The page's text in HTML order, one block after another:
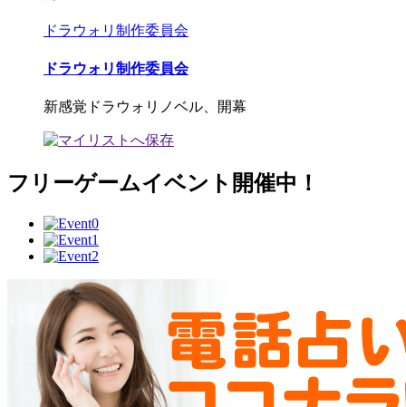
ドラウォリ制作委員会
ドラウォリ制作委員会
新感覚ドラウォリノベル、開幕
フリーゲームイベント開催中！